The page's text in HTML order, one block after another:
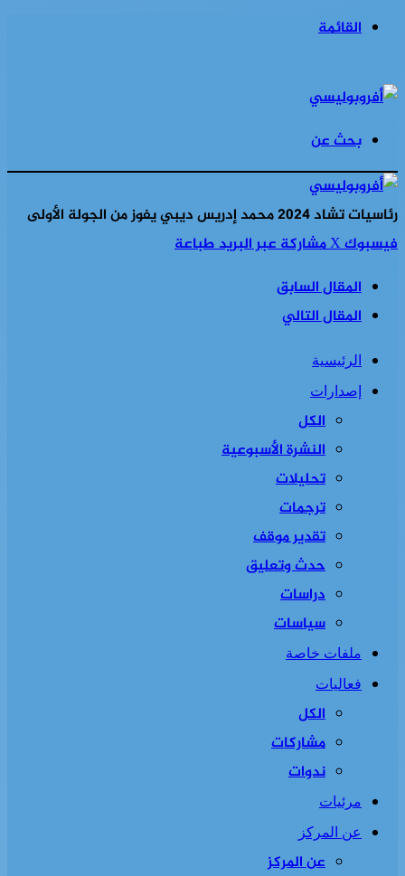
القائمة
بحث عن
رئاسيات تشاد 2024 محمد إدريس ديبي يفوز من الجولة الأولى
فيسبوك‫Xمشاركة عبر البريدطباعة
المقال السابق
المقال التالي
الرئيسية
إصدارات
الكل
النشرة الأسبوعية
تحليلات
ترجمات
تقدير موقف
حدث وتعليق
دراسات
سياسات
ملفات خاصة
فعاليات
الكل
مشاركات
ندوات
مرئيات
عن المركز
عن المركز